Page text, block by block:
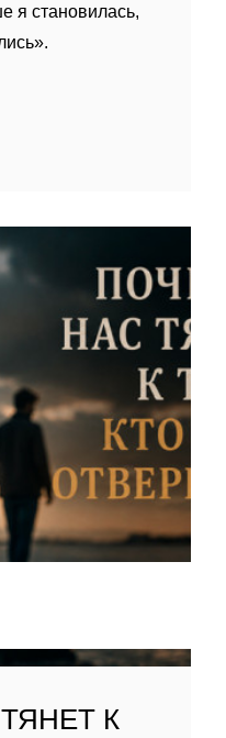
я становилась,
К